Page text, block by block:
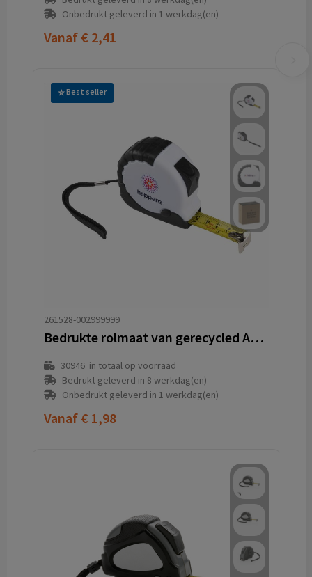
Onbedrukt geleverd in 1 werkdag(en)
Vanaf € 2,41
Best seller
261528-002999999
Bedrukte rolmaat van gerecycled ABS met hardstalen band
30946in totaal op voorraad
Bedrukt geleverd in 8 werkdag(en)
Onbedrukt geleverd in 1 werkdag(en)
Vanaf € 1,98